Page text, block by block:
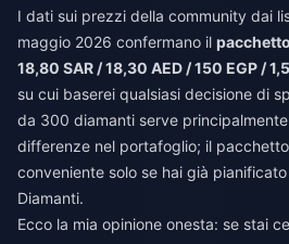
I dati sui prezzi della community dai
maggio 2026 confermano il
18,80 SAR / 18,30 AED / 150 EGP /
su cui baserei qualsiasi decisione di
da 300 diamanti serve
differenze nel portafoglio; il
conveniente solo se hai già
Diamanti.
Ecco la mia opinione onesta: se stai